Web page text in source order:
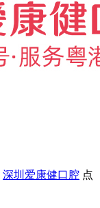
深圳爱康健口腔 点